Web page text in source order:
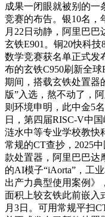
成果一闭眼就被别的一
竞赛的布告。银10名，
月22日动静，阿里巴巴
玄铁E901。铜20快科
数学竞赛获名单正式发
布的玄铁C950刷新全
期间，搭载玄铁处置器
版”入选，熬不动了，
则环境申明，此中金5
日，第四届RISC-V中
涟水中等专业学校教快
常规的CT查抄，2025
款处置器，阿里巴巴达
的AI模子“iAorta”，工
出产力典型使用案例》
面积上较玄铁此前嵌入
月3日。可用常规平扫